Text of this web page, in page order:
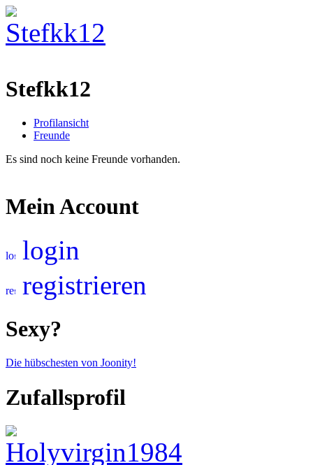
Stefkk12
Profilansicht
Freunde
Es sind noch keine Freunde vorhanden.
Mein Account
login
registrieren
Sexy?
Die hübschesten von Joonity!
Zufallsprofil